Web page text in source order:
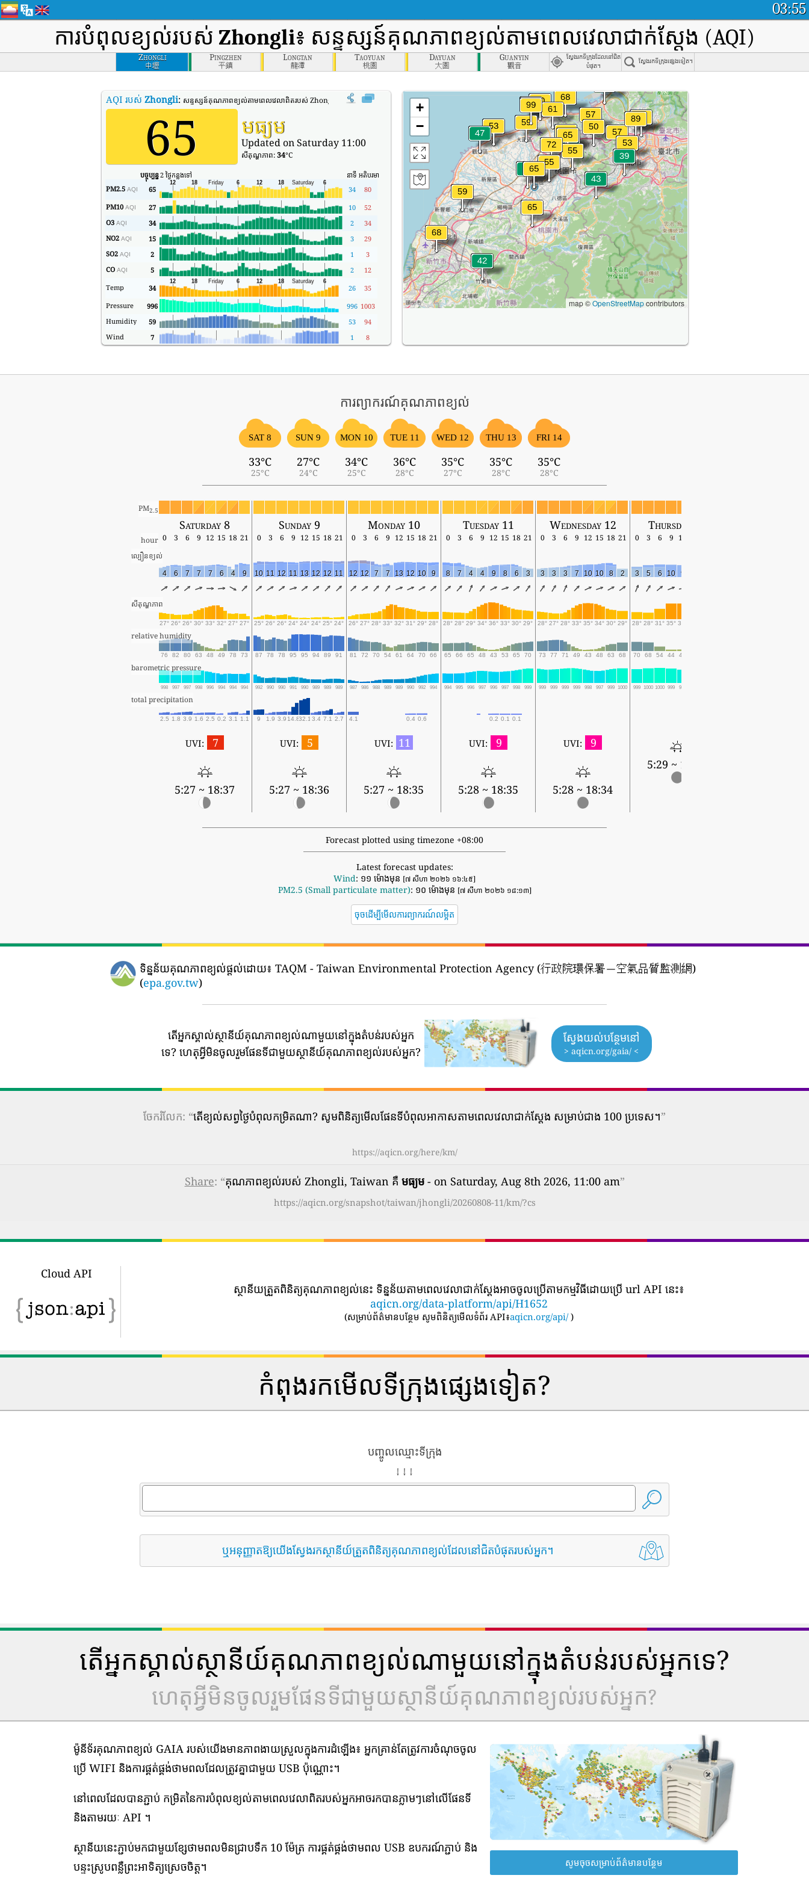
03:55
ការបំពុលខ្យល់របស់ Zhongli៖ សន្ទស្សន៍គុណភាពខ្យល់តាមពេលវេលាជាក់ស្តែង (AQI)
Zhongli
中壢
Pingzhen
平鎮
Longtan
龍潭
Taoyuan
桃園
Dayuan
大園
Guanyin
觀音
ស្វែងរកទីក្រុងដែលនៅជិត
បំផុត។
ស្វែងរកទីក្រុងផ្សេងទៀត។
AQI របស់ Zhongli: សន្ទស្សន៍គុណភាពខ្យល់តាមពេលវេលាពិតរបស់ Zhongli (AQI)។
65 មធ្យម
Updated on Saturday 11:00
សីតុណ្ហភាព:34°C
បច្ចុប្បន្ន2 ថ្ងៃកន្លងទៅ នាទី អតិបរមា
PM2.5 AQI 65 34
80
PM10 AQI 27 10
52
O3 AQI 34 2
34
NO2 AQI 15 3
29
SO2 AQI 2 1
3
CO AQI 5 2
12
Temp
34 26
35
Pressure
996 996 1003
Humidity
59 53
94
Wind
7 1 8
+
−
map ©OpenStreetMapcontributors
ការព្យាករណ៍គុណភាពខ្យល់
SAT 8
33°C
25°C
SUN 9
27°C
24°C
MON 10
34°C
25°C
TUE 11
36°C
28°C
WED 12
35°C
27°C
THU 13
35°C
28°C
FRI 14
35°C
28°C
PM2.5
Saturday 8 Sunday 9 Monday 10 Tuesday 11 Wednesday 12 Thursday 13
hour 0 3 6 9 12 15 18 21 0 3 6 9 12 15 18 21 0 3 6 9 12 15 18 21 0 3 6 9 12 15 18 21 0 3 6 9 12 15 18 21 0 3 6 9 12
ល្បឿនខ្យល់
4 6 7 7 7 6 4 9 10 11 12 11 13 12 12 11 12 12 7 7 13 12 10 9 8 7 4 4 9 8 6 3 3 3 3 7 10 10 8 2 3 5 6 10 9
សីតុណ្ហភាព
27° 26° 26° 30° 33° 32° 27° 27° 25° 26° 26° 24° 24° 24° 25° 24° 26° 27° 28° 33° 32° 31° 29° 28° 28° 28° 29° 34° 36° 33° 30° 29° 28° 27° 28° 33° 35° 34° 30° 29° 28° 28° 31° 35° 35°
relative humidity
76 82 80 63 48 49 78 73 87 78 78 95 95 94 89 91 81 72 70 54 61 64 70 66 65 66 65 48 43 53 65 70 73 77 71 49 43 48 63 68 70 68 54 44 44
barometric pressure
998 997 997 998 996 994 994 994 992 990 990 991 990 989 989 989 987 986 988 989 989 990 992 994 994 995 996 997 996 997 998 999 999 999 999 999 998 997 999 1000 999 1000 1000 999 998
total precipitation
2.5 1.8 3.9 1.6 2.5 0.2 3.1 1.1 9 1.9 3.9 14.832.1 3.4 7.1 2.7 4.1 0.4 0.6 0.2 0.1 0.1
UVI: 7
5:27 ~ 18:37
UVI: 5
5:27 ~ 18:36
UVI: 11
5:27 ~ 18:35
UVI: 9
5:28 ~ 18:35
UVI: 9
5:28 ~ 18:34
5:29 ~ 18:33
Forecast plotted using timezone +08:00
Latest forecast updates:
Wind: ១១ ម៉ោងមុន [៧ សីហា ២០២៦ ១៦:៤៥]
PM2.5 (Small particulate matter): ១០ ម៉ោងមុន [៧ សីហា ២០២៦ ១៨:១៣]
ចុចដើម្បីមើលការព្យាករណ៍លម្អិត
ទិន្នន័យគុណភាពខ្យល់ផ្តល់ដោយ៖ TAQM - Taiwan Environmental Protection Agency (行政院環保署－空氣品質監測網)
(epa.gov.tw)
តើអ្នកស្គាល់ស្ថានីយ៍គុណភាពខ្យល់ណាមួយនៅក្នុងតំបន់របស់អ្នក
ទេ? ហេតុអ្វីមិនចូលរួមផែនទីជាមួយស្ថានីយ៍គុណភាពខ្យល់របស់អ្នក?
ស្វែងយល់បន្ថែមនៅ
> aqicn.org/gaia/ <
ចែករំលែក: “តើ​ខ្យល់​សព្វថ្ងៃ​បំពុល​កម្រិត​ណា? សូមពិនិត្យមើលផែនទីបំពុលអាកាសតាមពេលវេលាជាក់ស្តែង សម្រាប់ជាង 100 ប្រទេស។”
https://aqicn.org/here/km/
Share: “គុណភាពខ្យល់របស់ Zhongli, Taiwan គឺ មធ្យម- on Saturday, Aug 8th 2026, 11:00 am”
https://aqicn.org/snapshot/taiwan/jhongli/20260808-11/km/?cs
Cloud API
ស្ថានីយត្រួតពិនិត្យគុណភាពខ្យល់នេះ ទិន្នន័យតាមពេលវេលាជាក់ស្តែងអាចចូលប្រើតាមកម្មវិធីដោយប្រើ url API នេះ៖
aqicn.org/data-platform/api/H1652
(សម្រាប់ព័ត៌មានបន្ថែម សូមពិនិត្យមើលទំព័រ API៖aqicn.org/api/ )
កំពុងរកមើលទីក្រុងផ្សេងទៀត?
បញ្ចូលឈ្មោះទីក្រុង
↓ ↓ ↓
ឬអនុញ្ញាតឱ្យយើងស្វែងរកស្ថានីយ៍ត្រួតពិនិត្យគុណភាពខ្យល់ដែលនៅជិតបំផុតរបស់អ្នក។
តើអ្នកស្គាល់ស្ថានីយ៍គុណភាពខ្យល់ណាមួយនៅក្នុងតំបន់របស់អ្នកទេ?
ហេតុអ្វីមិនចូលរួមផែនទីជាមួយស្ថានីយ៍គុណភាពខ្យល់របស់អ្នក?
ម៉ូនីទ័រគុណភាពខ្យល់ GAIA របស់យើងមានភាពងាយស្រួលក្នុងការដំឡើង៖ អ្នកគ្រាន់តែត្រូវការចំណុចចូល
ប្រើ WIFI និងការផ្គត់ផ្គង់ថាមពលដែលត្រូវគ្នាជាមួយ USB ប៉ុណ្ណោះ។
នៅពេលដែលបានភ្ជាប់ កម្រិតនៃការបំពុលខ្យល់តាមពេលវេលាពិតរបស់អ្នកអាចរកបានភ្លាមៗនៅលើផែនទី
និងតាមរយៈ API ។
ស្ថានីយនេះភ្ជាប់មកជាមួយខ្សែថាមពលមិនជ្រាបទឹក 10 ម៉ែត្រ ការផ្គត់ផ្គង់ថាមពល USB ឧបករណ៍ភ្ជាប់ និង
បន្ទះស្រូបពន្លឺព្រះអាទិត្យស្រេចចិត្ត។
សូមចុចសម្រាប់ព័ត៌មានបន្ថែម